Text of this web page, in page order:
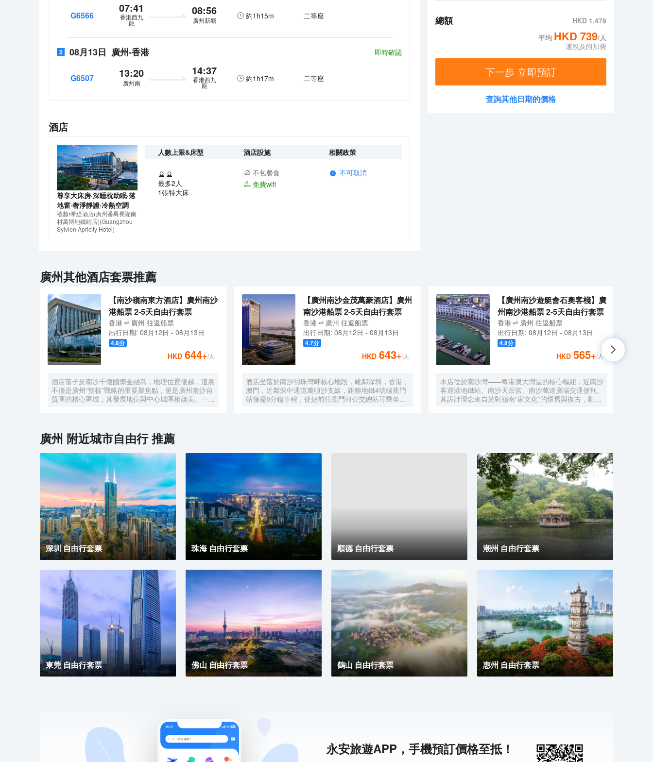
G6566
07:41
香港西九
龍
08:56
廣州新塘 約1h15m 二等座
2 08月13日 廣州-香港 即時確認
G6507 13:20
廣州南
14:37
香港西九
龍
約1h17m 二等座
酒店
尊享大床房·深睡枕助眠·落
地窗·奢淨靜謐·冷熱空調
禧越•希緹酒店(廣州番禺長隆南
村萬博地鐵站店)(Guangzhou
Sylvien Apricity Hotel)
人數上限&床型
最多2人
1張特大床
酒店設施
不包餐食
免費wifi
相關政策
不可取消
總額 HKD 1,478
平均 HKD 739/人
連稅及附加費
下一步 立即預訂
查詢其他日期的價格
廣州其他酒店套票推薦
【南沙嶺南東方酒店】廣州南沙
港船票 2-5天自由行套票
香港 廣州 往返船票
出行日期: 08月12日 - 08月13日
4.8分
HKD 644+/人
酒店落子於南沙千億國際金融島，地理位置優越，這裏
不僅是廣州“雙核”戰略的重要聚焦點，更是廣州南沙自
貿區的核心區域，其發展地位與中心城區相媲美。一小
含西式願景——Amazing（令人驚歎），
Astonishing（令人震撼），隱含着酒店將成為南沙乃
至全球矚目的中式美學新地標的美好期許。 酒店作為
南沙國際會展中心綜合體重要組成部分，以“木棉花
開，鴻翔海絲”之設計理念，以大灣區金融新地標之姿
態，締造南沙“立足灣區、協同港澳、面向世界”的實踐
範本。
【廣州南沙金茂萬豪酒店】廣州
南沙港船票 2-5天自由行套票
香港 廣州 往返船票
出行日期: 08月12日 - 08月13日
4.7分
HKD 643+/人
酒店坐落於南沙明珠灣畔核心地段，毗鄰深圳，香港，
澳門，近鄰深中通道萬頃沙支線，距離地鐵4號線蕉門
站僅需8分鐘車程，便捷前往蕉門河公交總站可乘坐機
代經典與優雅，滿足休閒賓客對在地文化的探索與體
驗。配備粵式風味的林苑中餐廳、中西結合的漁人碼頭
珍饈美饌。酒店擁有馬丁叔叔的農場，小朋友們可盡情
與小動物們互動亦或參與馬丁叔叔課堂，共度愉快的親
子時光。同時，酒店擁有1,600平方米的宴會及會議場
地以及寬敞的戶外草坪，可滿足不同的會議及宴會需
求，無論商務出行亦或休閒旅遊期待與您共赴南沙，遇
見另一種可能。
【廣州南沙遊艇會石奧客棧】廣
州南沙港船票 2-5天自由行套票
香港 廣州 往返船票
出行日期: 08月12日 - 08月13日
4.8分
HKD 565+/人
本店位於南沙灣——粵港澳大灣區的核心樞紐，近南沙
客運港地鐵站、南沙天后宮、南沙萬達廣場交通便利。
其設計理念來自於對嶺南“家文化”的懷舊與復古，融合
室，主要提供早餐、茶點、飲品、簡餐等服務；同時亦
與中國大陸獲得“五金錨”獎的南沙遊艇會提供宴會/婚
宴/會議、中西式餐飲、遊艇觀光/租賃、帆船租賃/體
驗、遊艇帆船駕證考取等不同種服務功能，打造出一種
特色的休閒度假空間。
廣州 附近城市自由行 推薦
深圳 自由行套票 珠海 自由行套票 順德 自由行套票 潮州 自由行套票
東莞 自由行套票 佛山 自由行套票 鶴山 自由行套票 惠州 自由行套票
永安旅遊APP，手機預訂價格至抵！